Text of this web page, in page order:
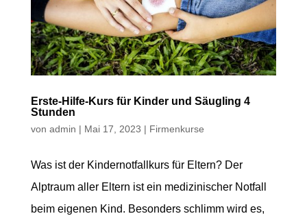
Erste-Hilfe-Kurs für Kinder und Säugling 4
Stunden
von admin | Mai 17, 2023 | Firmenkurse
Was ist der Kindernotfallkurs für Eltern? Der
Alptraum aller Eltern ist ein medizinischer Notfall
beim eigenen Kind. Besonders schlimm wird es,